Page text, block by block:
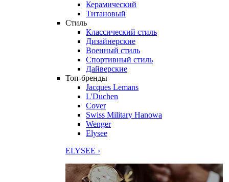
Керамический
Титановый
Стиль
Классический стиль
Дизайнерские
Военный стиль
Спортивный стиль
Дайверские
Топ-бренды
Jacques Lemans
L'Duchen
Cover
Swiss Military Hanowa
Wenger
Elysee
ELYSEE ›